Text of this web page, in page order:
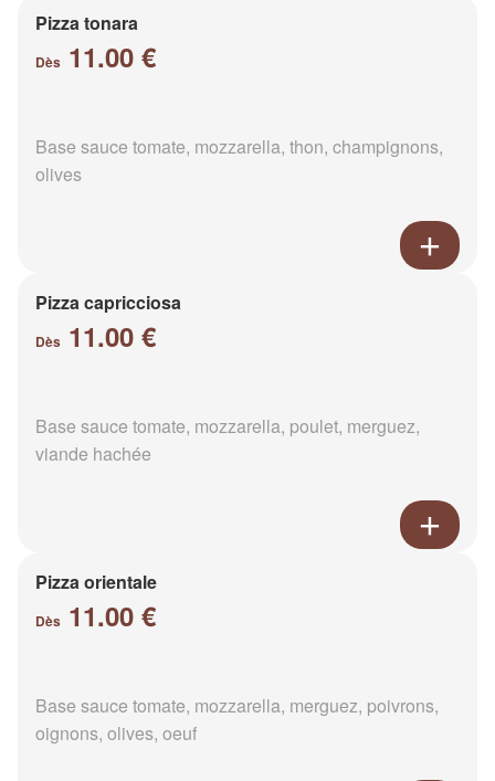
Pizza tonara
Dès 11.00 €
Base sauce tomate, mozzarella, thon, champignons,
olives
Pizza capricciosa
Dès 11.00 €
Base sauce tomate, mozzarella, poulet, merguez,
viande hachée
Pizza orientale
Dès 11.00 €
Base sauce tomate, mozzarella, merguez, poivrons,
oignons, olives, oeuf